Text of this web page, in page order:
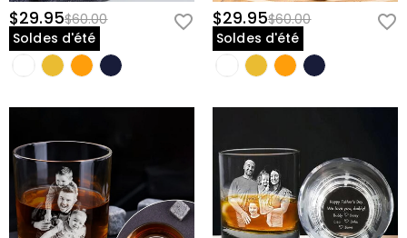
$29.95$60.00
Soldes d'été
$29.95$60.00
Soldes d'été